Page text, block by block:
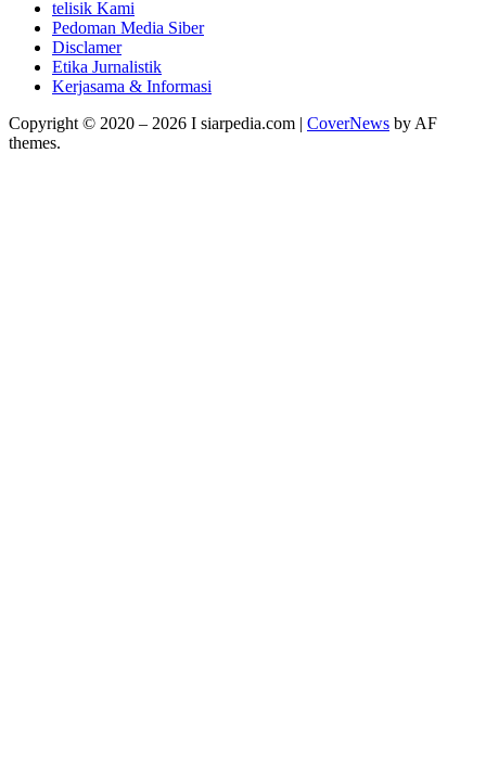
telisik Kami
Pedoman Media Siber
Disclamer
Etika Jurnalistik
Kerjasama & Informasi
Copyright © 2020 – 2026 I siarpedia.com | CoverNews by AF
themes.